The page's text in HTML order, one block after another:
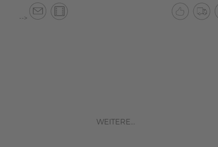
-->
WEITERE...